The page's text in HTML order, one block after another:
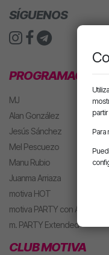
SÍGUENOS
PROGRAMACIÓN
MJ
Alan González
Jesús Sánchez
Mel Pescuezo
Manu Rubio
Juanma Arriaza
motiva HOT
motiva PARTY con Alan
m. PARTY Extended
CLUB MOTIVA
Para